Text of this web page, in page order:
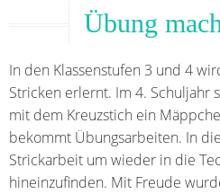
Übung
In den Klassenstufen 3 und 4
Stricken erlernt. Im 4. Schuljahr
mit dem Kreuzstich ein
bekommt Übungsarbeiten. In
Strickarbeit um wieder in die
hineinzufinden. Mit Freude